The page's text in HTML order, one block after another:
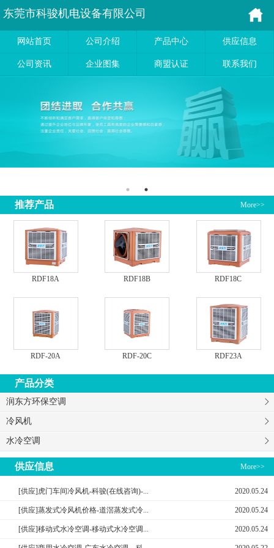
东莞市科骏机电设备有限公司
网站首页 公司介绍 产品中心 供应信息
公司资讯 企业图集 商盟认证 联系我们
More>>
推荐产品
RDF18A RDF18B RDF18C
RDF-20A RDF-20C RDF23A
产品分类
润东方环保空调
冷风机
水冷空调
More>>
供应信息
2020.05.24
[供应]虎门车间冷风机-科骏(在线咨询)-...
2020.05.24
[供应]蒸发式冷风机价格-道滘蒸发式冷...
2020.05.24
[供应]移动式水冷空调-移动式水冷空调...